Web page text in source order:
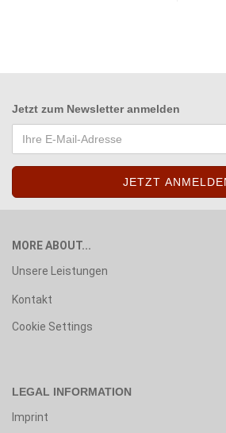
Jetzt zum Newsletter anmelden
MORE ABOUT...
Unsere Leistungen
Kontakt
Cookie Settings
LEGAL INFORMATION
Imprint